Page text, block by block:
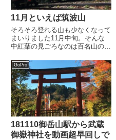
11月といえば筑波山
そろそろ登れる山も少なくなって
まいりました11月中旬。そんな
中紅葉の見ごろなのは百名山の筑
の上旬に行ってきました。昨年の
今ごろはまだ山歩きを始めて間も
なかった頃。高尾山、陣馬山に続
いて行ったのは筑波山。秋葉原
か...
GoPro
181110御岳山駅から武蔵
御嶽神社を動画超早回しで